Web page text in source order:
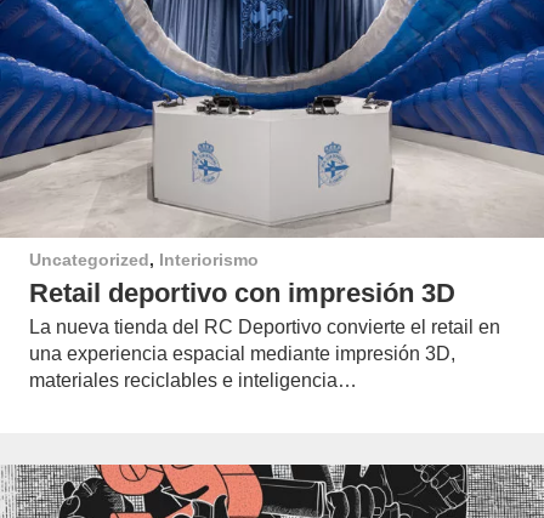
Uncategorized, Interiorismo
Retail deportivo con impresión 3D
La nueva tienda del RC Deportivo convierte el retail en
una experiencia espacial mediante impresión 3D,
materiales reciclables e inteligencia…